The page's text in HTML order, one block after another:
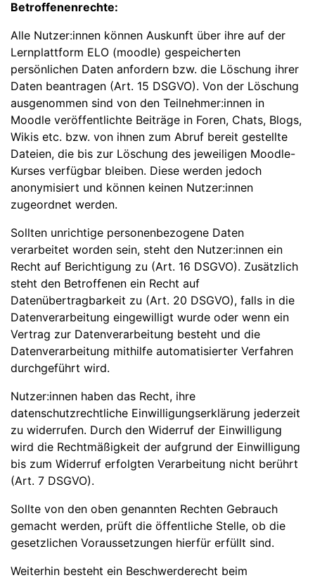
Betroffenenrechte:
Alle Nutzer:innen können Auskunft über ihre auf der
Lernplattform ELO (moodle) gespeicherten
persönlichen Daten anfordern bzw. die Löschung ihrer
Daten beantragen (Art. 15 DSGVO). Von der Löschung
ausgenommen sind von den Teilnehmer:innen in
Moodle veröffentlichte Beiträge in Foren, Chats, Blogs,
Wikis etc. bzw. von ihnen zum Abruf bereit gestellte
Dateien, die bis zur Löschung des jeweiligen Moodle-
Kurses verfügbar bleiben. Diese werden jedoch
anonymisiert und können keinen Nutzer:innen
zugeordnet werden.
Sollten unrichtige personenbezogene Daten
verarbeitet worden sein, steht den Nutzer:innen ein
Recht auf Berichtigung zu (Art. 16 DSGVO). Zusätzlich
steht den Betroffenen ein Recht auf
Datenübertragbarkeit zu (Art. 20 DSGVO), falls in die
Datenverarbeitung eingewilligt wurde oder wenn ein
Vertrag zur Datenverarbeitung besteht und die
Datenverarbeitung mithilfe automatisierter Verfahren
durchgeführt wird.
Nutzer:innen haben das Recht, ihre
datenschutzrechtliche Einwilligungserklärung jederzeit
zu widerrufen. Durch den Widerruf der Einwilligung
wird die Rechtmäßigkeit der aufgrund der Einwilligung
bis zum Widerruf erfolgten Verarbeitung nicht berührt
(Art. 7 DSGVO).
Sollte von den oben genannten Rechten Gebrauch
gemacht werden, prüft die öffentliche Stelle, ob die
gesetzlichen Voraussetzungen hierfür erfüllt sind.
Weiterhin besteht ein Beschwerderecht beim